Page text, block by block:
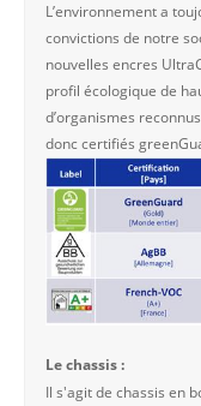
L’environnement a
convictions de notre
nouvelles encres
profil écologique de
d’organismes
donc certifiés
Le chassis :
Il s'agit de chassis en